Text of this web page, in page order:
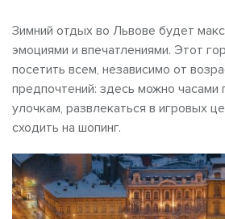
Зимний отдых во Львове будет
эмоциями и впечатлениями. Этот
посетить всем, независимо от
предпочтений: здесь можно часами
улочкам, развлекаться в игровых
сходить на шопинг.